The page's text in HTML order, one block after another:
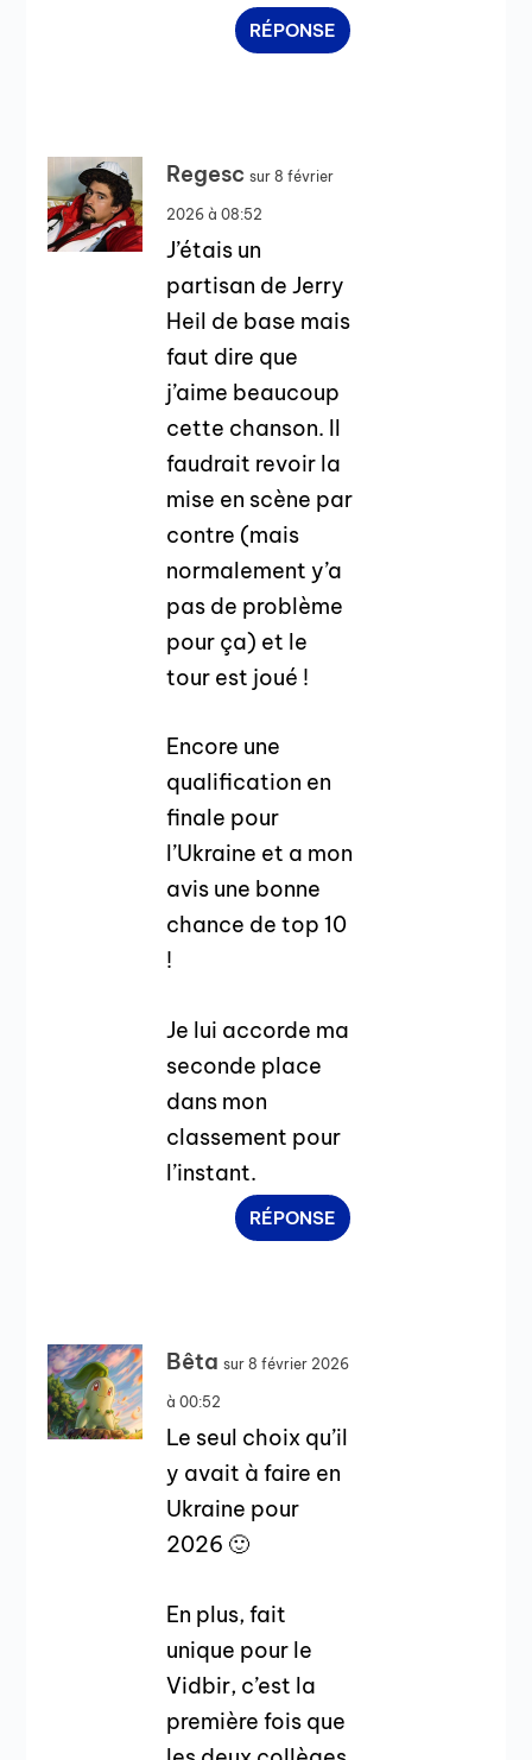
RÉPONSE
Regesc sur 8 février
2026 à 08:52
J’étais un
partisan de Jerry
Heil de base mais
faut dire que
j’aime beaucoup
cette chanson. Il
faudrait revoir la
mise en scène par
contre (mais
normalement y’a
pas de problème
pour ça) et le
tour est joué !
Encore une
qualification en
finale pour
l’Ukraine et a mon
avis une bonne
chance de top 10
!
Je lui accorde ma
seconde place
dans mon
classement pour
l’instant.
RÉPONSE
Bêta sur 8 février 2026
à 00:52
Le seul choix qu’il
y avait à faire en
Ukraine pour
2026 🙂
En plus, fait
unique pour le
Vidbir, c’est la
première fois que